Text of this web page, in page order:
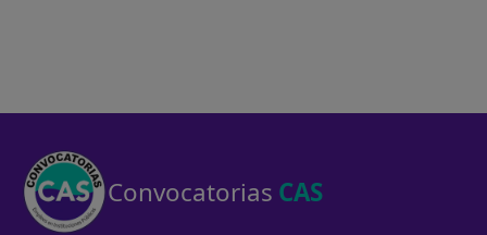
Convocatorias CAS